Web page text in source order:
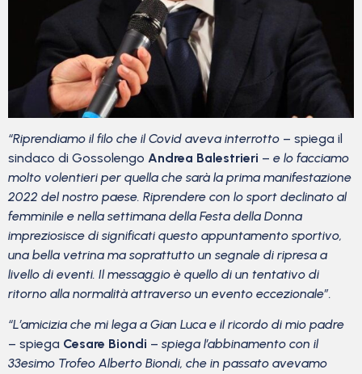
“Riprendiamo il filo che il Covid aveva interrotto – spiega il
sindaco di Gossolengo Andrea Balestrieri – e lo facciamo
molto volentieri per quella che sarà la prima manifestazione
2022 del nostro paese. Riprendere con lo sport declinato al
femminile e nella settimana della Festa della Donna
impreziosisce di significati questo appuntamento sportivo,
una bella vetrina ma soprattutto un segnale di ripresa a
livello di eventi. Il messaggio è quello di un tentativo di
ritorno alla normalità attraverso un evento eccezionale”.
“L’amicizia che mi lega a Gian Luca e il ricordo di mio padre
– spiega Cesare Biondi – spiega l’abbinamento con il
33esimo Trofeo Alberto Biondi, che in passato avevamo